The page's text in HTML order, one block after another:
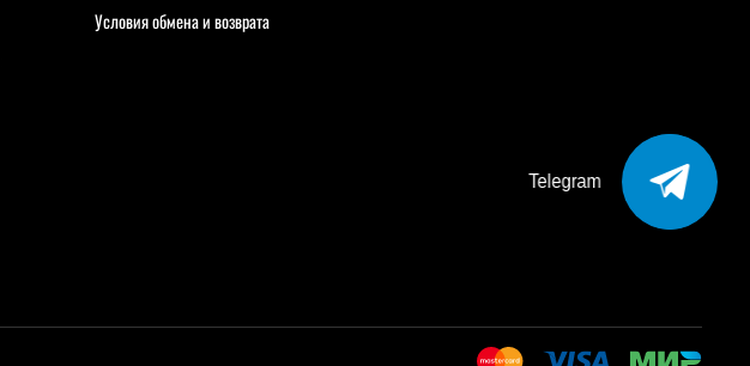
Условия обмена и возврата
Telegram